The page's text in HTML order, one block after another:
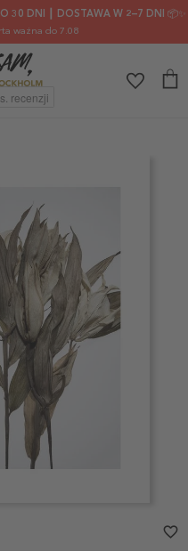
30 DNI ┃ DOSTAWA W 2–7 DNI 📦✨
ważna do 7.08
favorite_border